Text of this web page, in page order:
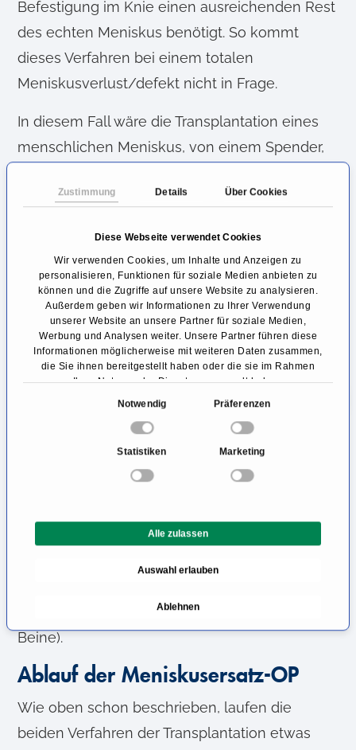
Zustimmung Details Über Cookies
Diese Webseite verwendet Cookies
Wir verwenden Cookies, um Inhalte und Anzeigen zu
personalisieren, Funktionen für soziale Medien anbieten zu
können und die Zugriffe auf unsere Website zu analysieren.
Außerdem geben wir Informationen zu Ihrer Verwendung
unserer Website an unsere Partner für soziale Medien,
Werbung und Analysen weiter. Unsere Partner führen diese
Informationen möglicherweise mit weiteren Daten zusammen,
die Sie ihnen bereitgestellt haben oder die sie im Rahmen
Ihrer Nutzung der Dienste gesammelt haben.
s
w
a
Notwendig Präferenzen
Statistiken Marketing
Alle zulassen
Auswahl erlauben
Ablehnen
Befestigung im Knie einen ausreichenden Rest
des echten Meniskus benötigt. So kommt
dieses Verfahren bei einem totalen
Meniskusverlust/defekt nicht in Frage.
In diesem Fall wäre die Transplantation eines
menschlichen Meniskus, von einem Spender,
der Meniskus des Organspenders, mit kleinen
Stimmt die Meniskusgröße mit der des
Patienten überein, kann dieses Transplantat per
Arthroskopie(Schlüssellochchirurgie)
eingebracht und über den Knochen fixiert
Für wen kommt eine
Meniskustransplantation in Frage?
Die Meniskustransplantation eignet sich vor
Meniskusschaden nicht beschwerdefrei sind.
Achsenfehlstellung des Kniegelenkes (X-/O-
Beine).
Ablauf der Meniskusersatz-OP
Wie oben schon beschrieben, laufen die
beiden Verfahren der Transplantation etwas